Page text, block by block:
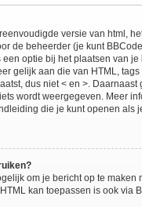
versie van html,
de beheerder (je kunt
optie bij het plaatsen van je
gelijk aan die van HTML,
dus niet < en >. Daarnaast
wordt weergegeven. Meer
die je kunt openen als
om je bericht op te maken
kan toepassen is ook via